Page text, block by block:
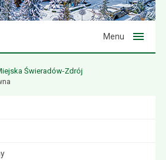
Menu
Świeradów-Zdrój